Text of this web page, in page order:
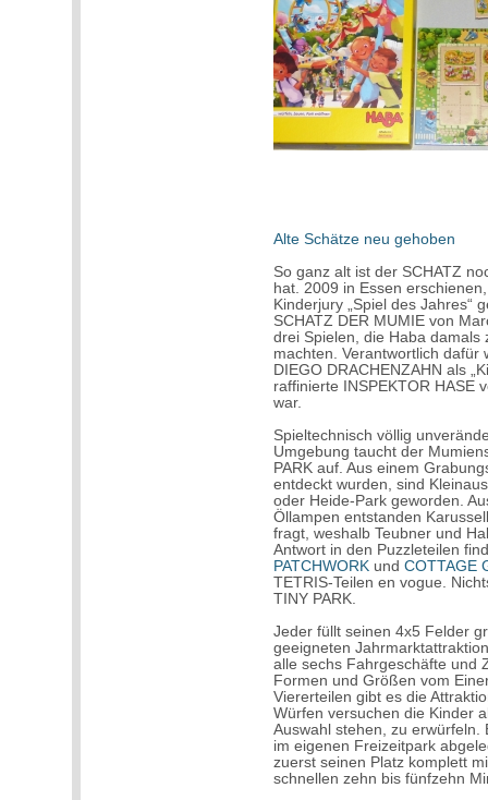
Alte Schätze neu gehoben
So ganz alt ist der SCHATZ
hat. 2009 in Essen
Kinderjury „Spiel des Jahres“
SCHATZ DER MUMIE von
drei Spielen, die Haba
machten. Verantwortlich dafür
DIEGO DRACHENZAHN als
raffinierte INSPEKTOR HASE
war.
Spieltechnisch völlig
Umgebung taucht der
PARK auf. Aus einem
entdeckt wurden, sind
oder Heide-Park geworden.
Öllampen entstanden
fragt, weshalb Teubner und
Antwort in den Puzzleteilen
PATCHWORK undCOTTAGE
TETRIS-Teilen en vogue.
TINY PARK.
Jeder füllt seinen 4x5 Felder
geeigneten
alle sechs Fahrgeschäfte und
Formen und Größen vom
Viererteilen gibt es die
Würfen versuchen die Kinder
Auswahl stehen, zu erwürfeln.
im eigenen Freizeitpark
zuerst seinen Platz komplett
schnellen zehn bis fünfzehn